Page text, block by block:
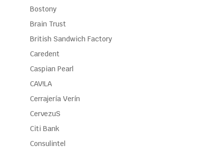
Bostony
Brain Trust
British Sandwich Factory
Caredent
Caspian Pearl
CAV!LA
Cerrajería Verín
CervezuS
Citi Bank
Consulintel